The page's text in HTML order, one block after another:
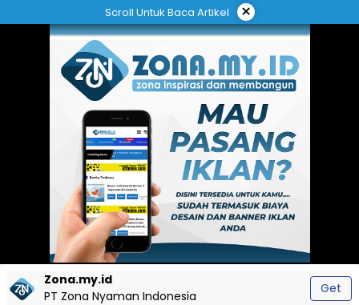
ke
Scroll Untuk Baca Artikel ×
Zona.my.id
PT Zona Nyaman Indonesia
Get